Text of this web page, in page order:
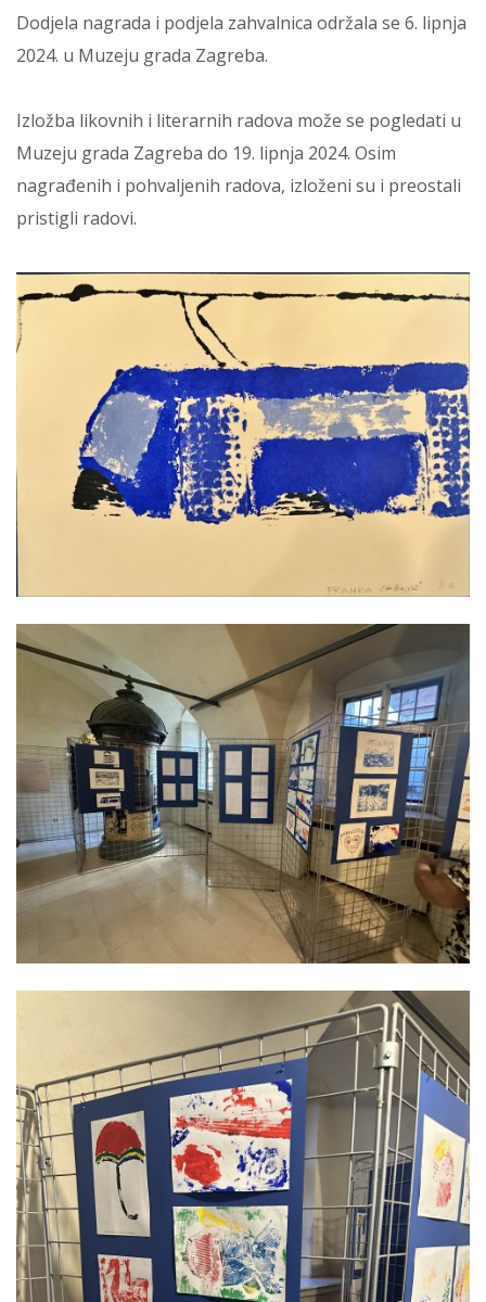
Dodjela nagrada i podjela zahvalnica održala se 6. lipnja
2024. u Muzeju grada Zagreba.
Izložba likovnih i literarnih radova može se pogledati u
Muzeju grada Zagreba do 19. lipnja 2024. Osim
nagrađenih i pohvaljenih radova, izloženi su i preostali
pristigli radovi.